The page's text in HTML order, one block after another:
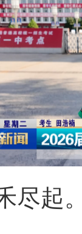
尽起